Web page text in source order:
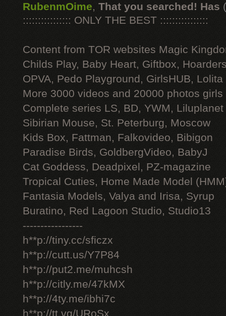
RubenmOime, That you searched! Has
:::::::::::::::: ONLY THE BEST ::::::::::::::::
Content from TOR websites Magic
Childs Play, Baby Heart, Giftbox,
OPVA, Pedo Playground, GirlsHUB, Lolita
More 3000 videos and 20000 photos
Complete series LS, BD, YWM, Liluplanet
Sibirian Mouse, St. Peterburg, Moscow
Kids Box, Fattman, Falkovideo, Bibigon
Paradise Birds, GoldbergVideo, BabyJ
Cat Goddess, Deadpixel, PZ-magazine
Tropical Cuties, Home Made Model
Fantasia Models, Valya and Irisa, Syrup
Buratino, Red Lagoon Studio, Studio13
-----------------
h**p://tiny.cc/sficzx
h**p://cutt.us/Y7P84
h**p://put2.me/muhcsh
h**p://citly.me/47kMX
h**p://4ty.me/ibhi7c
h**p://tt.vg/URoSx